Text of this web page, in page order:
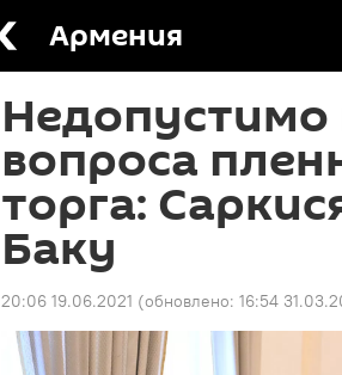
Армения
вопроса
торга:
Баку
20:06 19.06.2021 (обновлено: 16:54